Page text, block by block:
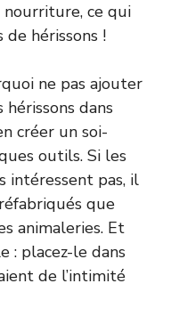
nourriture, ce qui
de hérissons !
ne pas ajouter
dans
créer un soi-
outils. Si les
intéressent pas, il
que
animaleries. Et
: placez-le dans
de l’intimité